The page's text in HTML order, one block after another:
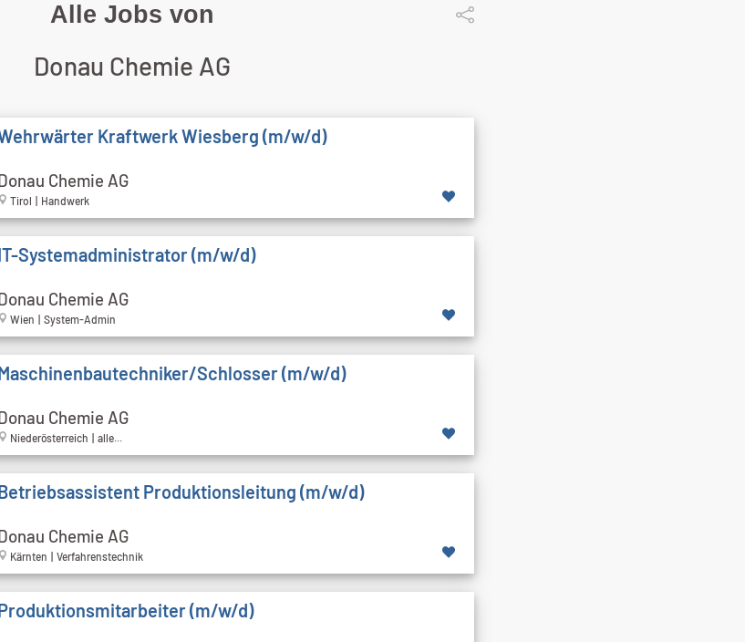
Alle Jobs von
Donau Chemie AG
Kraftwerk Wiesberg (m/w/d)
Chemie AG
Tirol | Handwerk
Systemadministrator (m/w/d)
Chemie AG
Wien | System-Admin
Schlosser (m/w/d)
Chemie AG
Niederösterreich | alle...
Produktionsleitung (m/w/d)
Chemie AG
Kärnten | Verfahrenstechnik
(m/w/d)